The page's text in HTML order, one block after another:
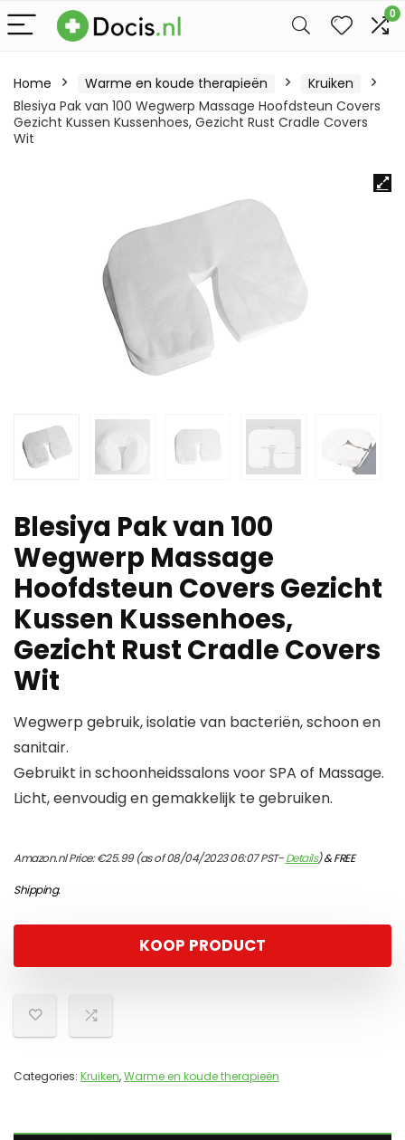
0
Home Warme en koude therapieën
Kruiken
Blesiya Pak van 100 Wegwerp Massage Hoofdsteun Covers
Gezicht Kussen Kussenhoes, Gezicht Rust Cradle Covers
Wit
Blesiya Pak van 100
Wegwerp Massage
Hoofdsteun Covers Gezicht
Kussen Kussenhoes,
Gezicht Rust Cradle Covers
Wit
Wegwerp gebruik, isolatie van bacteriën, schoon en
sanitair.
Gebruikt in schoonheidssalons voor SPA of Massage.
Licht, eenvoudig en gemakkelijk te gebruiken.
Amazon.nl Price:€25.99(as of 08/04/2023 06:07 PST-Details)&FREE
Shipping.
KOOP PRODUCT
Categories: Kruiken,Warme en koude therapieën